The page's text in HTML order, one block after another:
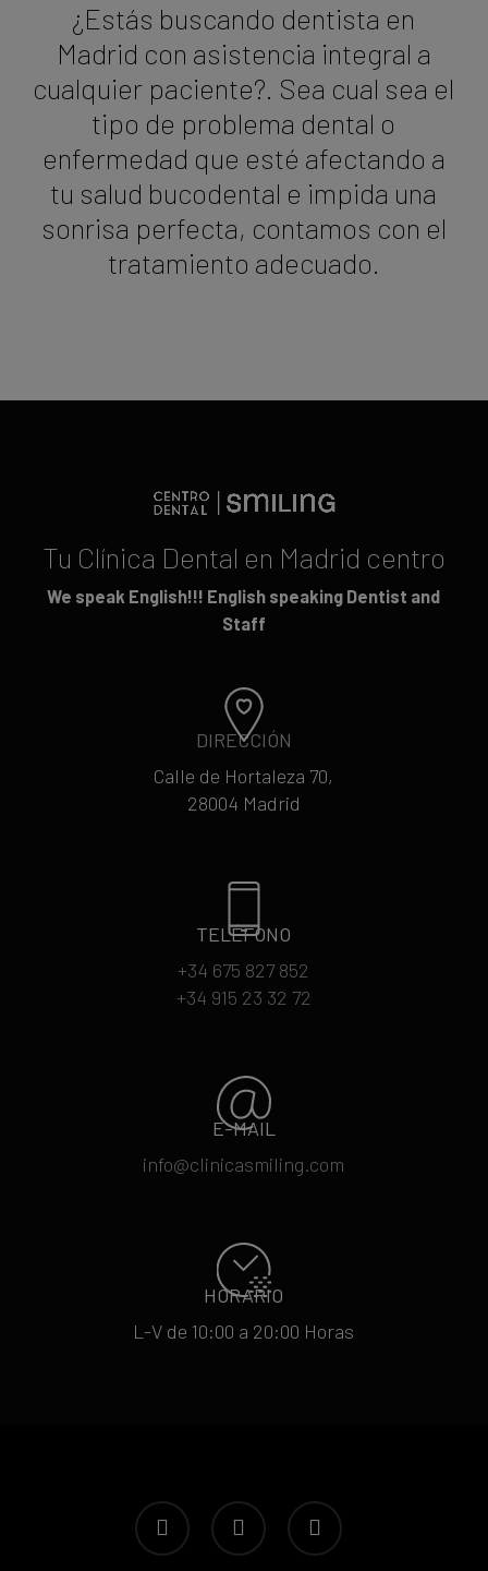
¿Estás buscando dentista en
Madrid con asistencia integral a
cualquier paciente?. Sea cual sea el
tipo de problema dental o
enfermedad que esté afectando a
tu salud bucodental e impida una
sonrisa perfecta, contamos con el
tratamiento adecuado.
Tu Clínica Dental en Madrid centro
We speak English!!! English speaking Dentist and
Staff
DIRECCIÓN
Calle de Hortaleza 70,
28004 Madrid
TELÉFONO
+34 675 827 852
+34 915 23 32 72
E-MAIL
info@clinicasmiling.com
HORARIO
L-V de 10:00 a 20:00 Horas
facebook youtube instagram